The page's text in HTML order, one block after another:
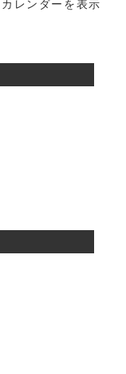
カレンダーを表示